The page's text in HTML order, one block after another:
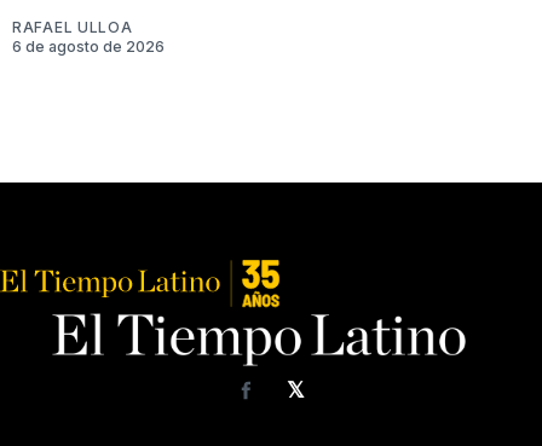
RAFAEL ULLOA
6 de agosto de 2026
𝕏
Facebook